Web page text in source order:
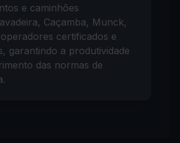
e caminhões
Caçamba, Munck,
certificados e
garantindo a produtividade
das normas de